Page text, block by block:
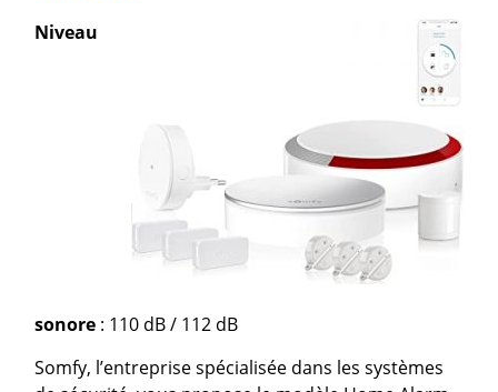
Niveau
sonore : 110 dB / 112 dB
Somfy, l’entreprise spécialisée dans les systèmes